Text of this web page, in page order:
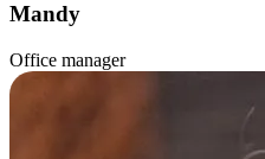
Mandy
Office manager